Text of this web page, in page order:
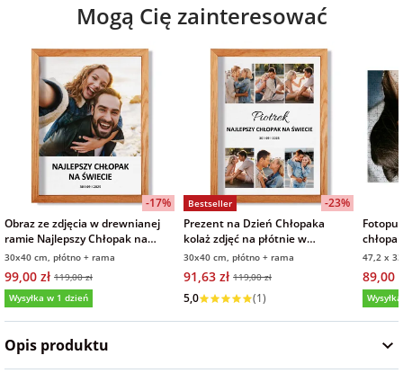
na Dzień Kobiet
na walentynki
na mikołajki
na prezent
świąteczny
na Dzień Babci i
Dziadka
na Wielkanoc
dla przyjacielaMogą Cię zainteresować
-17%
Obraz ze zdjęcia w drewnianej
ramie Najlepszy Chłopak na
świecie 30x40 cm
30x40 cm, płótno + rama
99,00 zł 119,00 zł
Wysyłka w 1 dzień
Bestseller
-23%
Prezent na Dzień Chłopaka
kolaż zdjęć na płótnie w
drewnianej ramie obraz 30x40
cm
30x40 cm, płótno + rama
91,63 zł 119,00 zł
Wysyłka w 1 dzień
5,0 (1)
47,2 x
89,00
Opis produktu